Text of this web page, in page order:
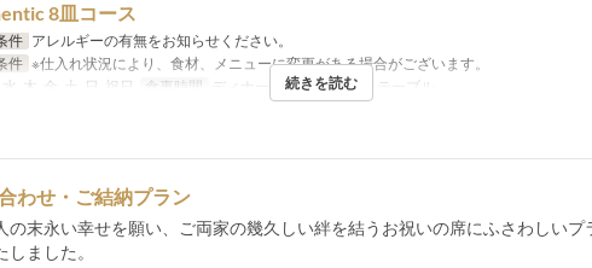
8皿コース
件 アレルギーの有無をお知らせください。
件 ※仕入れ状況により、食材、メニューに変更がある場合がございます。
水, 木, 金, 土, 日, 祝日 食事時間 ディナー 席のカテゴリ テーブル
続きを読む
わせ・ご結納プラン
の末永い幸せを願い、ご両家の幾久しい絆を結うお祝いの席にふさわしいプ
しました。